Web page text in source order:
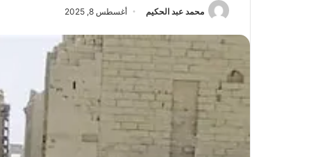
محمد عبد الحكيم أغسطس 8, 2025